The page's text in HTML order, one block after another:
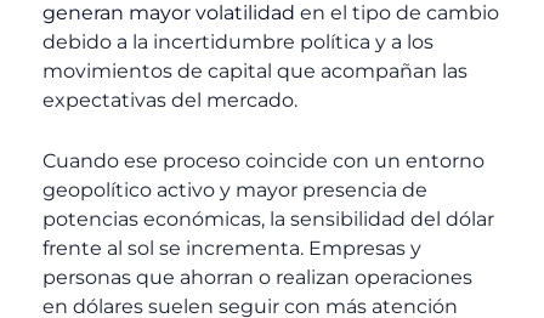
generan mayor volatilidad en el tipo de cambio
debido a la incertidumbre política y a los
movimientos de capital que acompañan las
expectativas del mercado.
Cuando ese proceso coincide con un entorno
geopolítico activo y mayor presencia de
potencias económicas, la sensibilidad del dólar
frente al sol se incrementa. Empresas y
personas que ahorran o realizan operaciones
en dólares suelen seguir con más atención